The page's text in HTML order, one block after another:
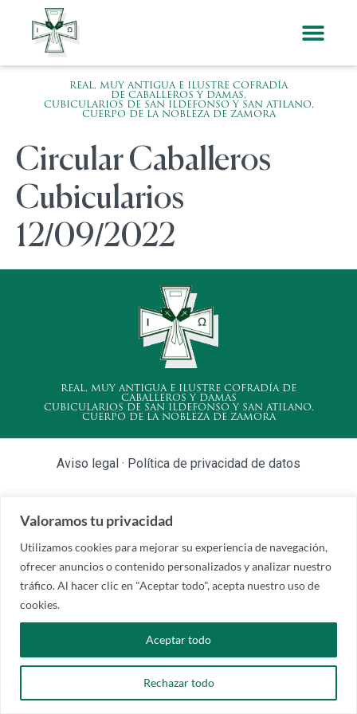
Valoramos tu privacidad
Utilizamos cookies para mejorar su experiencia de navegación,
ofrecer anuncios o contenido personalizados y analizar nuestro
tráfico. Al hacer clic en "Aceptar todo", acepta nuestro uso de
cookies.
Rechazar todo
Aceptar todo
REAL, MUY ANTIGUA E ILUSTRE COFRADÍA
DE CABALLEROS Y DAMAS,
CUBICULARIOS DE SAN ILDEFONSO Y SAN ATILANO,
CUERPO DE LA NOBLEZA DE ZAMORA
Circular Caballeros
Cubicularios
12/09/2022
REAL, MUY ANTIGUA E ILUSTRE COFRADÍA DE
CABALLEROS Y DAMAS
CUBICULARIOS DE SAN ILDEFONSO Y SAN ATILANO.
CUERPO DE LA NOBLEZA DE ZAMORA
Aviso legal · Política de privacidad de datos